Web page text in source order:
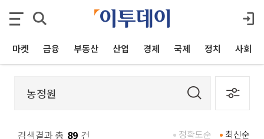
마켓 금융 부동산 산업 경제 국제 정치 사회
검색결과 총 89 건 최신순
정확도순